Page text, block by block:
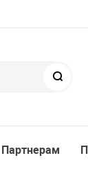
Партнерам